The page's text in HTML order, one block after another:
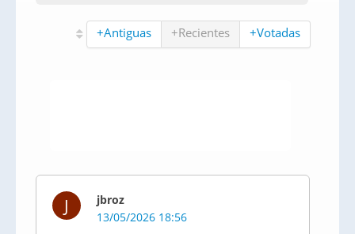
+Antiguas +Recientes +Votadas
J
jbroz
13/05/2026 18:56